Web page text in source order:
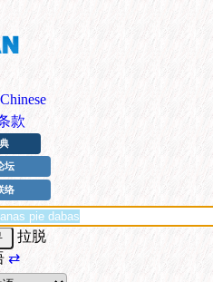
Chinese
款
坛
络
拉脱
⇄